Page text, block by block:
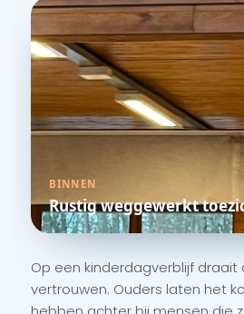
Op een kinderdagverblijf draait
vertrouwen. Ouders laten het
BINNEN
Rustig weggewerkt